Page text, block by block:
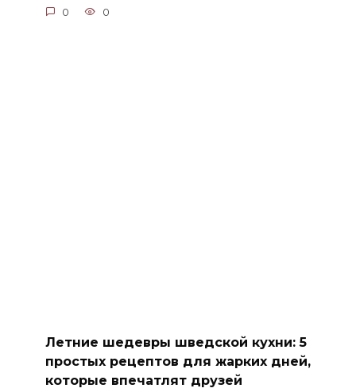
0 0
Летние шедевры шведской кухни: 5
простых рецептов для жарких дней,
которые впечатлят друзей